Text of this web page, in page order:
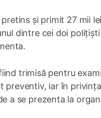
și primit 27 mii
dintre cei doi
trimisă pentru
preventiv, iar în
a se prezenta la